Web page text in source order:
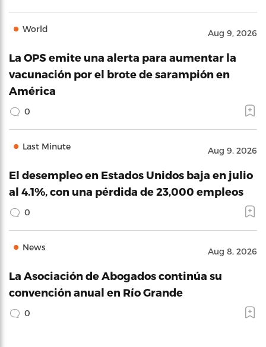
World Aug 9, 2026
La OPS emite una alerta para aumentar la
vacunación por el brote de sarampión en
América
0
Last Minute Aug 9, 2026
El desempleo en Estados Unidos baja en julio
al 4.1%, con una pérdida de 23,000 empleos
0
News Aug 8, 2026
La Asociación de Abogados continúa su
convención anual en Río Grande
0